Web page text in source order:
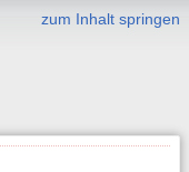
zum Inhalt springen